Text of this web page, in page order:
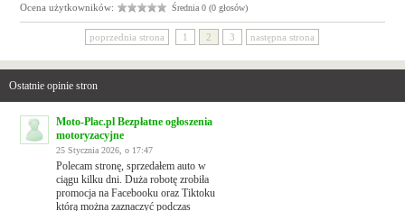
Ocena użytkowników:
Średnia 0 (0 głosów)
poprzednia strona 1 2 3 następna strona
Ostatnie opinie stron
Moto-Plac.pl Bezpłatne ogłoszenia
motoryzacyjne
25 Stycznia 2026, o 17:47
Polecam stronę, sprzedałem auto w
ciągu kilku dni. Duża robotę zrobiła
promocja na Facebooku oraz Tiktoku
którą można zaznaczyć podczas